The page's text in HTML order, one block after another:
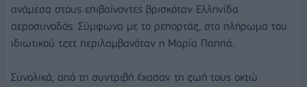
ανάμεσα στους επιβαίνοντες βρισκόταν Ελληνίδα
αεροσυνοδός. Σύμφωνα με το ρεπορτάζ, στο πλήρωμα του
ιδιωτικού τζετ περιλαμβανόταν η Μαρία Παππά.
Συνολικά, από τη συντριβή έχασαν τη ζωή τους οκτώ